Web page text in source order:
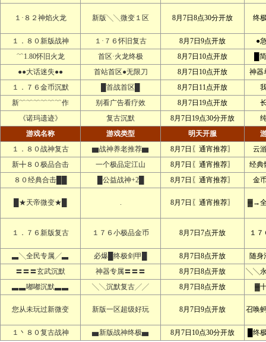
１·８２神焰火龙 新版╲╲微变１区 8月7日8点30分开放 终
１．８０新版战神 １·７６怀旧复古 8月7日9点开放
●
﹌1.80怀旧火龙
首区·火龙终极 8月7日10点开放
█
●●大话迷失●●
首站首区●无限刀 8月7日10点开放
神器
１．７６金币沉默
█首战首区█ 8月7日11点开放
新﹌﹌﹌﹌﹌﹌作
别看广告看疗效 8月7日19点开放
《诺玛遗迹》
复古沉默 8月7日19点30分开放
游戏名称
游戏类型 明天开服
１．８０战神复古
▆战神养老推荐▆ 8月7日〖通宵推荐〗
云
新╋８０极品合击
一个极品定江山 8月7日〖通宵推荐〗
经
８０经典合击██
█公益战神+2█ 8月7日〖通宵推荐〗 金
█★天帝微变★█ . 8月7日〖通宵推荐〗 ▓→
１．７６新版复古 １７６小极品金币 8月7日7点开放 １
▃╲全民专属╱▃ 必爆█终极剑甲█ 8月7日8点开放
随身
〓〓〓玄武沉默
神器专属〓〓〓 8月7日8点开放
╲╲
▃▃嘟嘟沉默▃▃
╲╲沉默复古╱╱ 8月7日8点开放 ▓
您从未玩过新微变 新版一区超级好玩 8月7日9点开放 召唤
１丶８０复古战神 ▅新版战神终极▅ 8月7日10点30分开放 █终